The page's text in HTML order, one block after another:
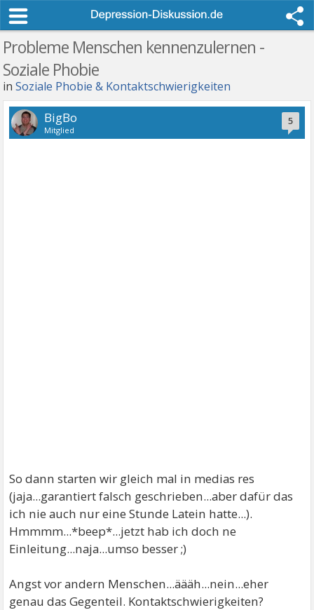
Probleme Menschen kennenzulernen -
Soziale Phobie
inSoziale Phobie & Kontaktschwierigkeiten
5
BigBo
Mitglied
So dann starten wir gleich mal in medias res
(jaja...garantiert falsch geschrieben...aber dafür das
ich nie auch nur eine Stunde Latein hatte...).
Hmmmm...*beep*...jetzt hab ich doch ne
Einleitung...naja...umso besser ;)
Angst vor andern Menschen...äääh...nein...eher
genau das Gegenteil. Kontaktschwierigkeiten?